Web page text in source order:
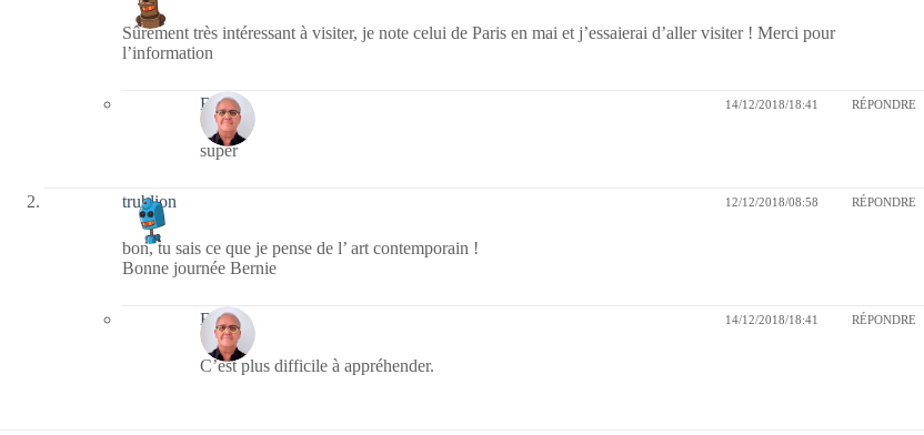
Sûrement très intéressant à visiter, je note celui de Paris en mai et j’essaierai d’aller visiter ! Merci pour
l’information
Bernie 14/12/2018/18:41 RÉPONDRE
super
trublion 12/12/2018/08:58 RÉPONDRE
bon, tu sais ce que je pense de l’ art contemporain !
Bonne journée Bernie
Bernie 14/12/2018/18:41 RÉPONDRE
C’est plus difficile à appréhender.